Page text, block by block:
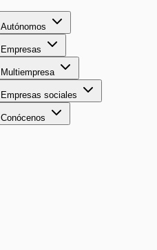
Autónomos
Empresas
Multiempresa
Empresas sociales
Conócenos